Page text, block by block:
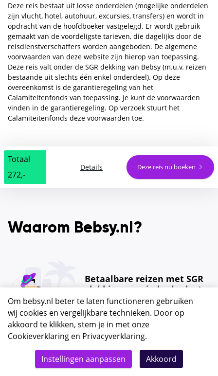
Deze reis bestaat uit losse onderdelen (mogelijke onderdelen
zijn vlucht, hotel, autohuur, excursies, transfers) en wordt in
opdracht van de hoofdboeker vastgelegd. Er wordt gebruik
gemaakt van de voordeligste tarieven, die dagelijks door de
reisdienstverschaffers worden aangeboden. De algemene
voorwaarden van deze website zijn hierop van toepassing.
Deze reis valt onder de SGR dekking van Bebsy (m.u.v. reizen
bestaande uit slechts één enkel onderdeel). Op deze
overeenkomst is de garantieregeling van het
Calamiteitenfonds van toepassing. Je kunt de voorwaarden
vinden in de garantieregeling. Op verzoek stuurt het
Calamiteitenfonds deze voorwaarden toe.
Totaal
272,-
Details Deze reis nu boeken
Waarom Bebsy.nl?
Betaalbare reizen met SGR
dekking voor ieder budget
Goede bereikbaarheid van
onze reisspecialisten
Om bebsy.nl beter te laten functioneren gebruiken
wij cookies en vergelijkbare technieken. Door op
akkoord te klikken, stem je in met onze
Cookieverklaring en Privacyverklaring.
Instellingen aanpassen Akkoord